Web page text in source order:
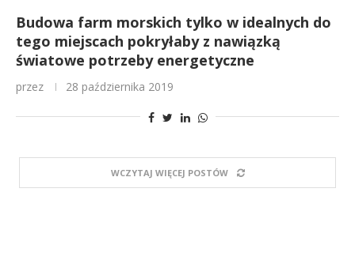
Budowa farm morskich tylko w idealnych do
tego miejscach pokryłaby z nawiązką
światowe potrzeby energetyczne
przez 28 października 2019
WCZYTAJ WIĘCEJ POSTÓW